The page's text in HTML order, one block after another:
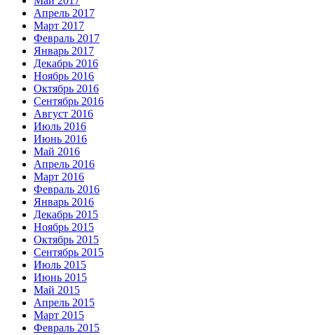
Апрель 2017
Март 2017
Февраль 2017
Январь 2017
Декабрь 2016
Ноябрь 2016
Октябрь 2016
Сентябрь 2016
Август 2016
Июль 2016
Июнь 2016
Май 2016
Апрель 2016
Март 2016
Февраль 2016
Январь 2016
Декабрь 2015
Ноябрь 2015
Октябрь 2015
Сентябрь 2015
Июль 2015
Июнь 2015
Май 2015
Апрель 2015
Март 2015
Февраль 2015